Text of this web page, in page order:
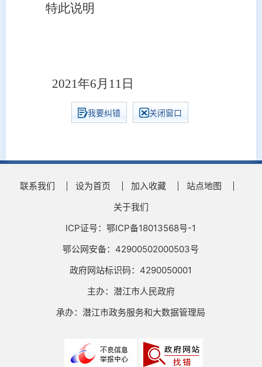
特此说明
2021年6月11日
我要纠错 关闭窗口
联系我们 设为首页 加入收藏
站点地图
关于我们
ICP证号：鄂ICP备18013568号-1
鄂公网安备：42900502000503号
政府网站标识码：4290050001
主办：潜江市人民政府
承办：潜江市政务服务和大数据管理局